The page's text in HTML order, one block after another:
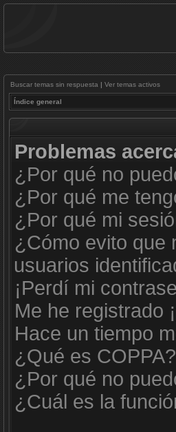
Buscar temas sin respuesta | Ver temas activos
Índice general
Problemas
¿Por qué no
¿Por qué me
¿Por qué mi
¿Cómo evito que
usuarios
¡Perdí mi
Me he registrado
Hace un tiempo
¿Qué es
¿Por qué no
¿Cuál es la